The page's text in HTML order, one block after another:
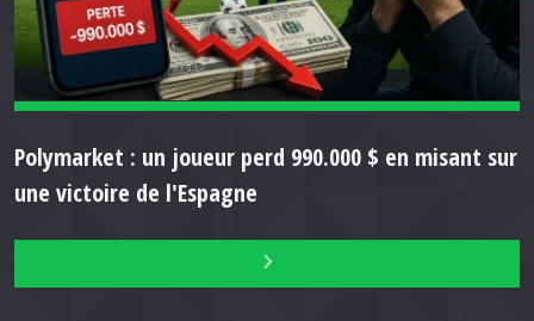
Polymarket : un joueur perd 990.000 $ en misant sur
une victoire de l'Espagne